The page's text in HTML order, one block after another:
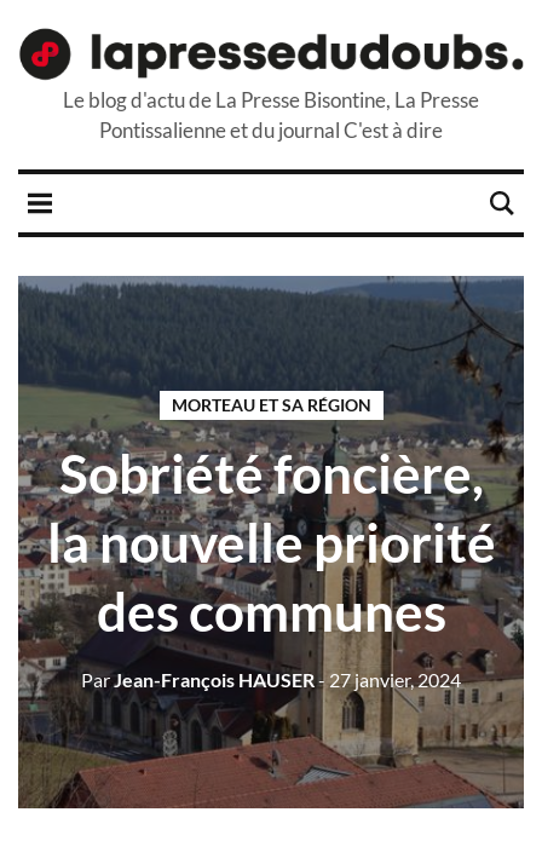
Le blog d'actu de La Presse Bisontine, La Presse
Pontissalienne et du journal C'est à dire
MORTEAU ET SA RÉGION
Sobriété foncière,
la nouvelle priorité
des communes
ParJean-François HAUSER- 27 janvier, 2024